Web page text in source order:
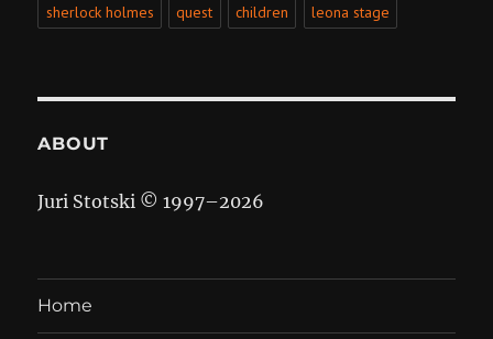
sherlock holmes quest children leona stage
ABOUT
Juri Stotski © 1997–2026
Home